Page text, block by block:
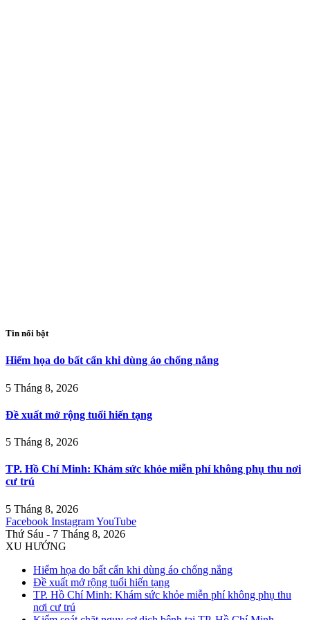
Tin nổi bật
Hiểm họa do bất cẩn khi dùng áo chống nắng
5 Tháng 8, 2026
Đề xuất mở rộng tuổi hiến tạng
5 Tháng 8, 2026
TP. Hồ Chí Minh: Khám sức khỏe miễn phí không phụ thu nơi
cư trú
5 Tháng 8, 2026
Facebook InstagramYouTube
Thứ Sáu - 7 Tháng 8, 2026
XU HƯỚNG
Hiểm họa do bất cẩn khi dùng áo chống nắng
Đề xuất mở rộng tuổi hiến tạng
TP. Hồ Chí Minh: Khám sức khỏe miễn phí không phụ thu
nơi cư trú